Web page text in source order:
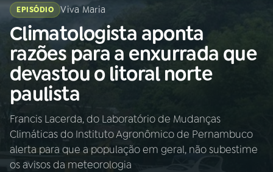
Buscar
na
Rádio
Nacional
Buscar
01INÍCIO
EPISÓDIO Viva Maria
Climatologista aponta
razões para a enxurrada que
devastou o litoral norte
paulista
Francis Lacerda, do Laboratório de Mudanças
Climáticas do Instituto Agronômico de Pernambuco
alerta para que a população em geral, não subestime
os avisos da meteorologia